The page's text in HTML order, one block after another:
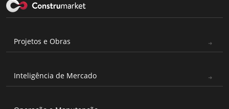
Projetos e Obras
Inteligência de Mercado